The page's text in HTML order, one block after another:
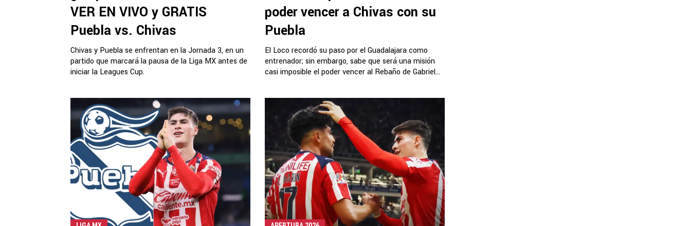
VER EN VIVO y GRATIS
Puebla vs. Chivas
Chivas y Puebla se enfrentan en la Jornada 3, en un
partido que marcará la pausa de la Liga MX antes de
iniciar la Leagues Cup.
poder vencer a Chivas con su
Puebla
El Loco recordó su paso por el Guadalajara como
entrenador; sin embargo, sabe que será una misión
casi imposible el poder vencer al Rebaño de Gabriel...